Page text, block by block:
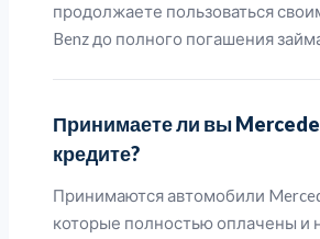
продолжаете пользоваться
Benz до полного погашения
Принимаете ли вы
кредите?
Принимаются автомобили
которые полностью оплачены и